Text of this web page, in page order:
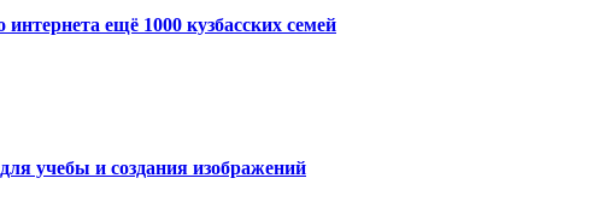
ещё 1000 кузбасских семей
учебы и создания изображений